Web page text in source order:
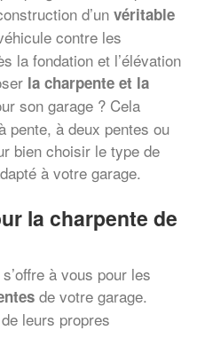
d’un véritable
contre les
la fondation et l’élévation
la charpente et la
son garage ? Cela
pente, à deux pentes ou
bien choisir le type de
à votre garage.
la charpente de
à vous pour les
de votre garage.
leurs propres